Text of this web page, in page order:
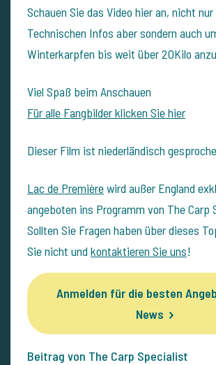
Schauen Sie das Video hier an, nicht
Technischen Infos aber sondern auch
Winterkarpfen bis weit über 20Kilo
Viel Spaß beim Anschauen
Für alle Fangbilder klicken Sie hier
Dieser Film ist niederländisch
Lac de Premièrewird außer England
angeboten ins Programm von The Carp
Sollten Sie Fragen haben über dieses
Sie nicht und kontaktieren Sie uns!
Anmelden für die besten
News
Beitrag von The Carp Specialist